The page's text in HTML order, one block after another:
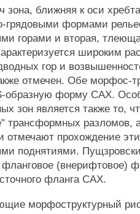
зона, ближняя к оси
грядовыми формами
горами и вторая,
широким
гор и
отмечен. Обе морфос-
образную форму САХ.
зон является также то,
трансформных разломов,
отмечают прохождение
поднятиями.
(внерифтовое)
фланга САХ.
морфоструктурный